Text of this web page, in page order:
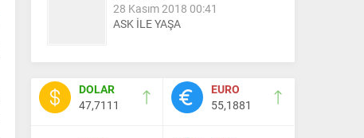
28 Kasım 2018 00:41
ASK İLE YAŞA
10 Mart 2023 21:36
HAYDİ TEKİRDAĞ MAÇA !!!!
DOLAR
47,7111
EURO
55,1881